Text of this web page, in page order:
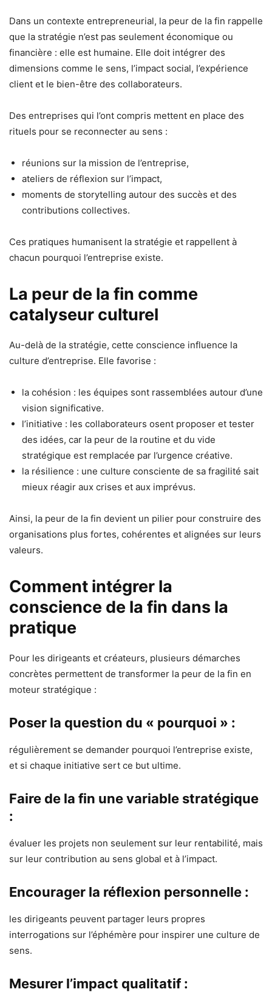
Dans un contexte entrepreneurial, la peur de la fin rappelle
que la stratégie n’est pas seulement économique ou
financière : elle est humaine. Elle doit intégrer des
dimensions comme le sens, l’impact social, l’expérience
client et le bien-être des collaborateurs.
Des entreprises qui l’ont compris mettent en place des
rituels pour se reconnecter au sens :
réunions sur la mission de l’entreprise,
ateliers de réflexion sur l’impact,
moments de storytelling autour des succès et des
contributions collectives.
Ces pratiques humanisent la stratégie et rappellent à
chacun pourquoi l’entreprise existe.
La peur de la fin comme
catalyseur culturel
Au-delà de la stratégie, cette conscience influence la
culture d’entreprise. Elle favorise :
la cohésion : les équipes sont rassemblées autour d’une
vision significative.
l’initiative : les collaborateurs osent proposer et tester
des idées, car la peur de la routine et du vide
stratégique est remplacée par l’urgence créative.
la résilience : une culture consciente de sa fragilité sait
mieux réagir aux crises et aux imprévus.
Ainsi, la peur de la fin devient un pilier pour construire des
organisations plus fortes, cohérentes et alignées sur leurs
valeurs.
Comment intégrer la
conscience de la fin dans la
pratique
Pour les dirigeants et créateurs, plusieurs démarches
concrètes permettent de transformer la peur de la fin en
moteur stratégique :
Poser la question du « pourquoi » :
régulièrement se demander pourquoi l’entreprise existe,
et si chaque initiative sert ce but ultime.
Faire de la fin une variable stratégique
:
évaluer les projets non seulement sur leur rentabilité, mais
sur leur contribution au sens global et à l’impact.
Encourager la réflexion personnelle :
les dirigeants peuvent partager leurs propres
interrogations sur l’éphémère pour inspirer une culture de
sens.
Mesurer l’impact qualitatif :